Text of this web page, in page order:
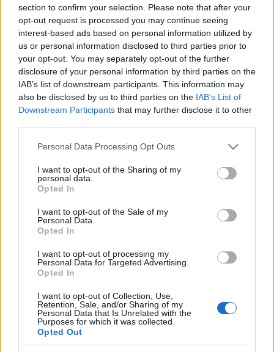
section to confirm your selection. Please note that after your
opt-out request is processed you may continue seeing
interest-based ads based on personal information utilized by
us or personal information disclosed to third parties prior to
your opt-out. You may separately opt-out of the further
disclosure of your personal information by third parties on the
IAB’s list of downstream participants. This information may
also be disclosed by us to third parties on the IAB’s List of
Downstream Participants that may further disclose it to other
Please note that this website/app uses one or more Google
not limited to your visit or usage behaviour. You may click to
grant or deny consent to Google and its third-party tags to
use your data for below specified purposes in below Google
consent section.
Personal Data Processing Opt Outs
I want to opt-out of the Sharing of my
personal data.
Opted In
I want to opt-out of the Sale of my
Personal Data.
Opted In
I want to opt-out of processing my
Personal Data for Targeted Advertising.
Opted In
I want to opt-out of Collection, Use,
Retention, Sale, and/or Sharing of my
Personal Data that Is Unrelated with the
Purposes for which it was collected.
Opted Out
25-07-2026 17:20
Στο στόχαστρο των
Χούθι εγκαταστάσεις
της Saudi Aramco -
Παρεμπόδιση πλοίων
στα Στενά του Ορμούζ
από Ιράν
24-07-2026 15:07
«Aspides»: Αυξάνεται
σε υψηλός ο κίνδυνος
Χούθι στη Ερυθρά
από την Ερυθρά
επιχείρηση στο
Ορμούζ
Υψηλά 2 εβδομάδων
για τον χρυσό με νέα
κέρδη